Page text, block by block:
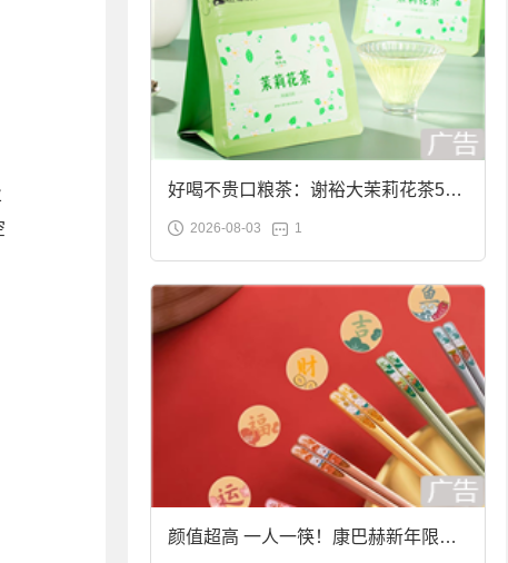
好喝不贵口粮茶：谢裕大茉莉花茶50g
袋装9.9元到手
2026-08-03 1
颜值超高 一人一筷！康巴赫新年限定